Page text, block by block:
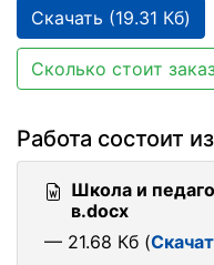
Скачать (19.31 Кб)
Сколько стоит
Работа состоит
Школа и
в.docx
— 21.68 Кб (